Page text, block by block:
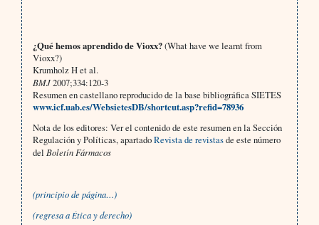
¿Qué hemos aprendido de Vioxx?(What have we learnt from
Vioxx?)
Krumholz H et al.
BMJ2007;334:120-3
Resumen en castellano reproducido de la base bibliográfica SIETES
www.icf.uab.es/WebsietesDB/shortcut.asp?refid=78936
Nota de los editores: Ver el contenido de este resumen en la Sección
Regulación y Políticas, apartadoRevista de revistasde este número
del Boletín Fármacos
(principio de página…)
(regresa a Ética y derecho)